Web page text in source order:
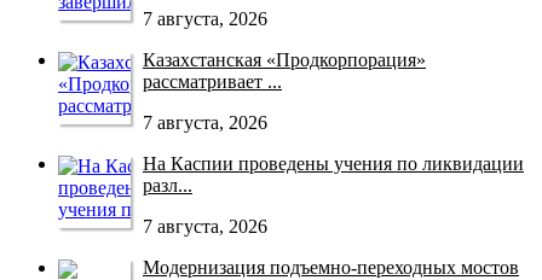
7 августа, 2026
Казахстанская «Продкорпорация»
рассматривает ...
7 августа, 2026
На Каспии проведены учения по ликвидации
разл...
7 августа, 2026
Модернизация подъемно-переходных мостов